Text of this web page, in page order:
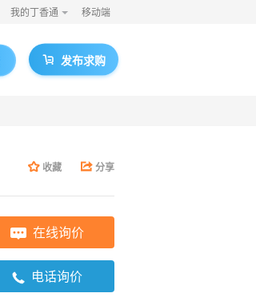
我的丁香通 移动端
发布求购
收藏 分享
在线询价
电话询价